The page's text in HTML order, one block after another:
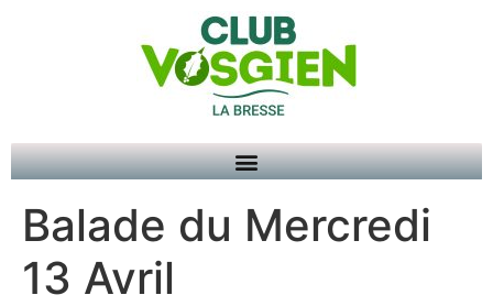
Balade du Mercredi
13 Avril